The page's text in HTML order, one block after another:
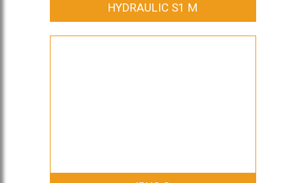
HYDRAULIC S1 M